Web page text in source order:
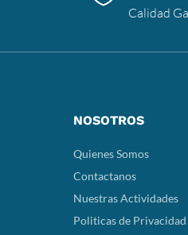
Calidad
NOSOTROS
Quienes Somos
Contactanos
Nuestras Actividades
Politicas de Privacidad